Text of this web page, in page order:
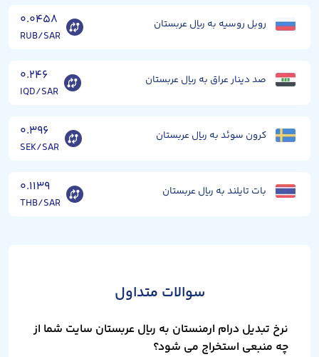
روبل روسیه به ریال عربستان ۰.۰۴۵۸
RUB/SAR
صد دینار عراق به ریال عربستان ۰.۲۴۶
IQD/SAR
کرون سوئد به ریال عربستان ۰.۳۹۶
SEK/SAR
بات تایلند به ریال عربستان ۰.۱۱۳۹
THB/SAR
سوالات متداول
نرخ تبدیل درام ارمنستان به ریال عربستان سایت شما از
چه منبعی استخراج می شود؟